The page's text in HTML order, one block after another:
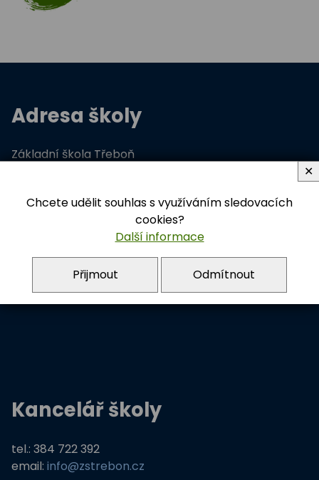
Adresa školy
Základní škola Třeboň
ředitelka školy:
Mgr. Bc. Jana Polčáková
tel.: 384 723 872
Kancelář školy
tel.: 384 722 392
email: info@zstrebon.cz
Chcete udělit souhlas s využíváním sledovacích
cookies?
Další informace
Přijmout Odmítnout
✕